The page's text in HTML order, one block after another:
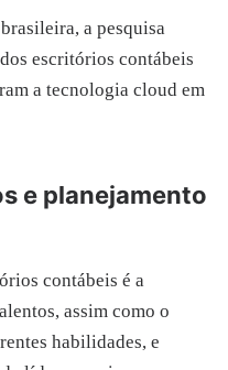
a pesquisa
escritórios contábeis
a tecnologia cloud em
e planejamento
contábeis é a
assim como o
habilidades, e